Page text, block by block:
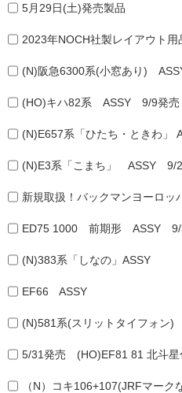
5月29日(土)発売製品
2023年NOCH社製レイアウト用
(N)阪急6300系(小窓あり)
(HO)キハ82系 ASSY 9/9発売
(N)E657系「ひたち・ときわ」
(N)E3系「こまち」 ASSY 9/
新規取扱！バックマンヨーロッ
ED75 1000 前期形 ASSY 9/
(N)383系「しなの」ASSY
EF66 ASSY
(N)581系(スリットタイフォン
5/31発売 (HO)EF81 81 北斗星
（N）コキ106+107(JRFマー